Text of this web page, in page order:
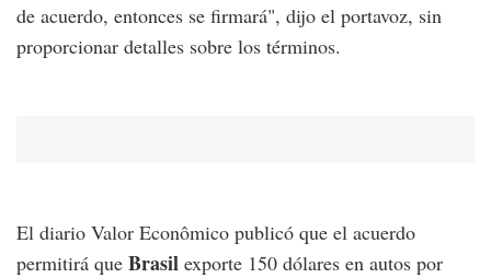
de acuerdo, entonces se firmará", dijo el portavoz, sin
proporcionar detalles sobre los términos.
El diario Valor Econômico publicó que el acuerdo
permitirá que Brasil exporte 150 dólares en autos por